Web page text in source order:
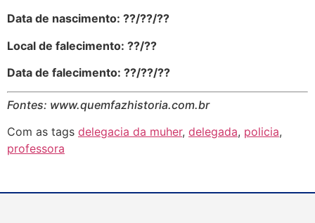
Data de nascimento: ??/??/??
Local de falecimento: ??/??
Data de falecimento: ??/??/??
Fontes: www.quemfazhistoria.com.br
Com as tags delegacia da muher, delegada, policia,
professora